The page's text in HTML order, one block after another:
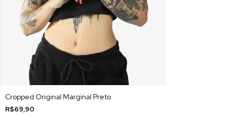
Cropped Original Marginal Preto
R$69,90